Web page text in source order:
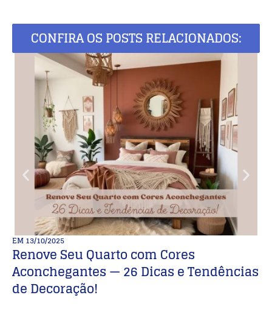
CONFIRA OS POSTS RELACIONADOS:
EM13/10/2025
Renove Seu Quarto com Cores
Aconchegantes — 26 Dicas e Tendências
de Decoração!